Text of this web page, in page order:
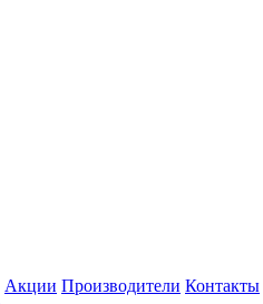
Акции Производители Контакты